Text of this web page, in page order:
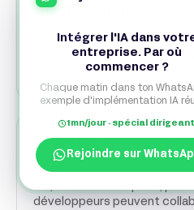
Webflow est-il
Oui. Grâce à l'outil Figma to
d’importer une maquette
Webflow pour l’adapter et
Est-ce que Webflow
équipe ?
Oui, avec le Workspace,
développeurs peuvent
Intégrer l'IA dans
entreprise. Par où
commencer ?
Chaque matin dans ton
exemple d'implémentation IA
1mn/jour · spécial dirigeant
Rejoindre sur